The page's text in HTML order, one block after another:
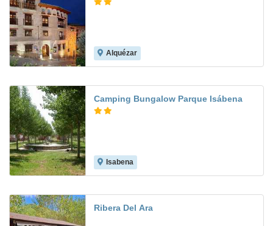
Alquézar
Camping Bungalow Parque Isábena
Isabena
Ribera Del Ara